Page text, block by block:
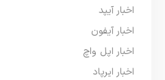
اخبار آیپد
اخبار آیفون
اخبار اپل واچ
اخبار ایرپاد